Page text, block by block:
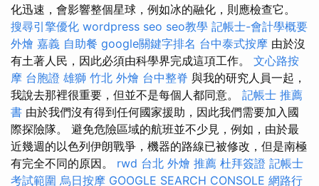
化迅速，會影響整個星球，例如冰的融化，則應檢查它。
搜尋引擎優化 wordpress seo seo教學 記帳士-會計學概要
外燴 嘉義 自助餐 google關鍵字排名 台中泰式按摩 由於沒
有土著人民，因此必須由科學界完成這項工作。 文心路按
摩 台胞證 雄獅 竹北 外燴 台中整脊 與我的研究人員一起，
我說去那裡很重要，但並不是每個人都同意。 記帳士 推薦
書 由於我們沒有得到任何國家援助，因此我們需要加入國
際探險隊。 避免危險區域的航班並不少見，例如，由於最
近幾週的以色列伊朗戰爭，機器的路線已被修改，但是南極
有完全不同的原因。 rwd 台北 外燴 推薦 杜拜簽證 記帳士
考試範圍 烏日按摩 GOOGLE SEARCH CONSOLE 網路行